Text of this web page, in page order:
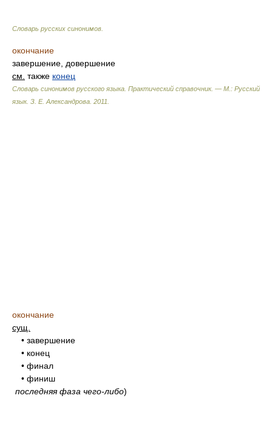
Словарь русских синонимов
окончание
завершение, довершение
см. также конец
Словарь синонимов русского языка. Практический справочник. — М.: Русский
язык. З. Е. Александрова 2011
окончание
сущ.
• завершение
• конец
• финал
• финиш
последняя фаза чего-либо)